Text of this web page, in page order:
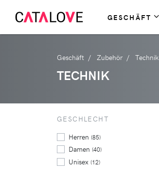
GESCHÄFT
Geschäft Zubehör Technik
TECHNIK
GESCHLECHT
Herren (85)
Damen (40)
Unisex (12)